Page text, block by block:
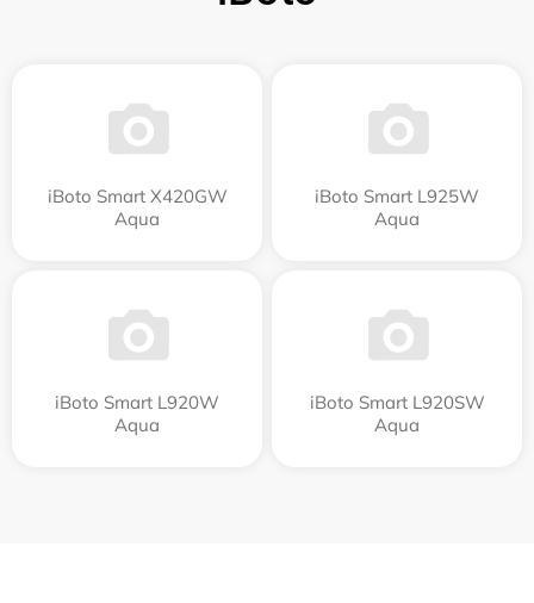
iBoto Smart Х420GW
Aqua
iBoto Smart L925W
Aqua
iBoto Smart L920W
Aqua
iBoto Smart L920SW
Aqua